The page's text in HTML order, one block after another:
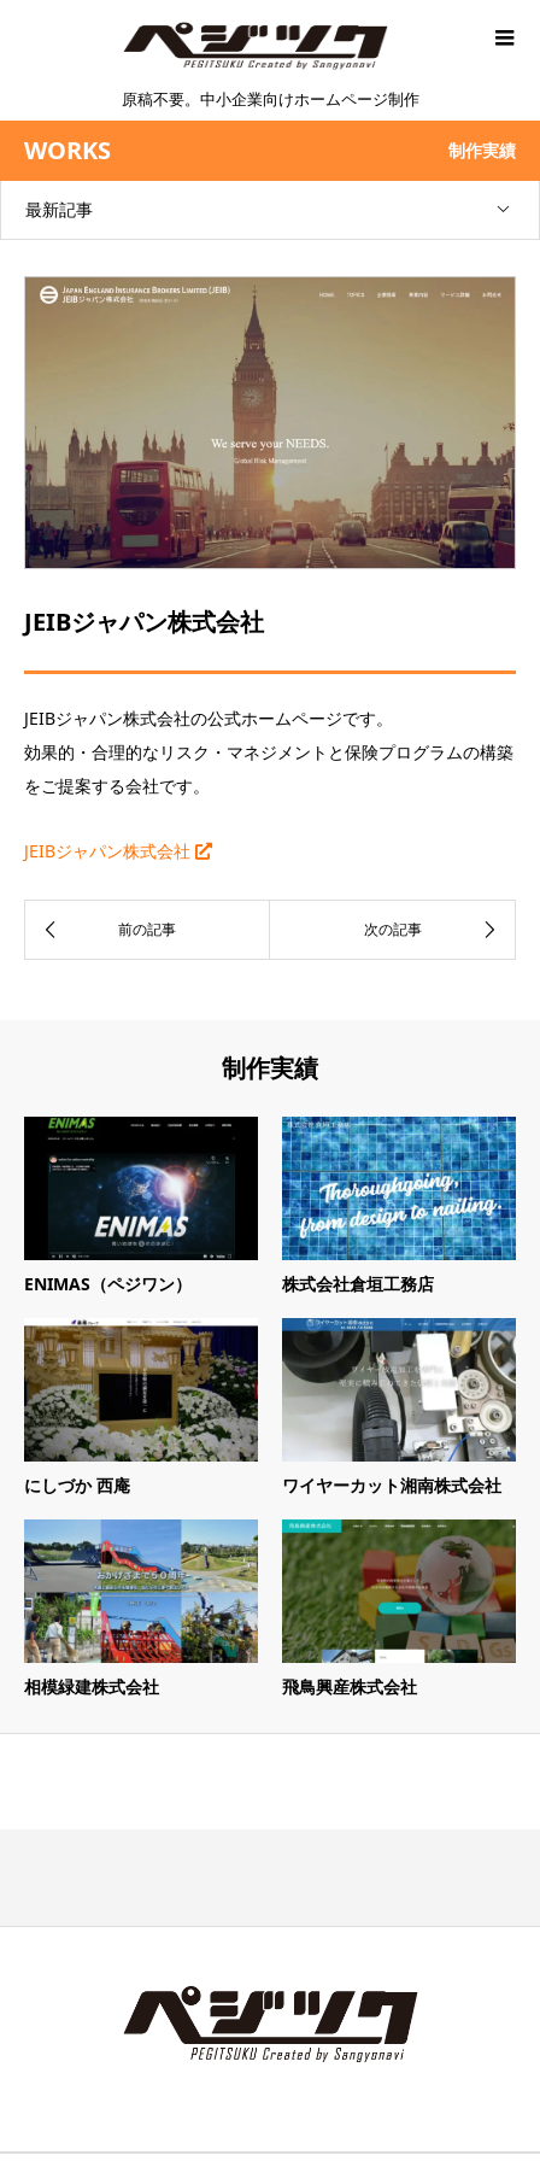
原稿不要。中小企業向けホームページ制作
WORKS 制作実績
最新記事
JEIBジャパン株式会社
JEIBジャパン株式会社の公式ホームページです。
効果的・合理的なリスク・マネジメントと保険プログラムの構築
をご提案する会社です。
JEIBジャパン株式会社
制作実績
ENIMAS（ペジワン） 株式会社倉垣工務店
にしづか 西庵 ワイヤーカット湘南株式会社
相模緑建株式会社 飛鳥興産株式会社